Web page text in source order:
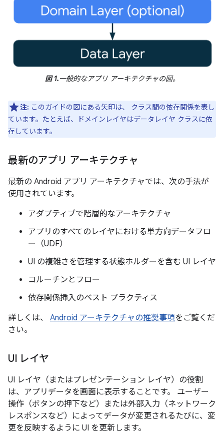
図 1.一般的なアプリ アーキテクチャの図。
注: このガイドの図にある矢印は、 クラス間の依存関係を表し
ています。たとえば、ドメインレイヤはデータレイヤ クラスに依
存しています。
最新のアプリ アーキテクチャ
最新の Android アプリ アーキテクチャでは、次の手法が
使用されています。
アダプティブで階層的なアーキテクチャ
アプリのすべてのレイヤにおける単方向データフロ
ー（UDF）
UI の複雑さを管理する状態ホルダーを含む UI レイヤ
コルーチンとフロー
依存関係挿入のベスト プラクティス
詳しくは、 Android アーキテクチャの推奨事項をご覧くだ
さい。
UI レイヤ
UI レイヤ（またはプレゼンテーション レイヤ）の役割
は、アプリデータを画面に表示することです。 ユーザー
操作（ボタンの押下など）または外部入力（ネットワーク
レスポンスなど）によってデータが変更されるたびに、変
更を反映するように UI を更新します。